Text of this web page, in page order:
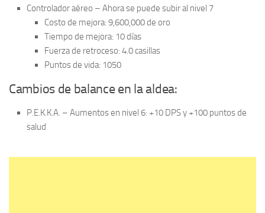
Controlador aéreo – Ahora se puede subir al nivel 7
Costo de mejora: 9,600,000 de oro
Tiempo de mejora: 10 días
Fuerza de retroceso: 4.0 casillas
Puntos de vida: 1050
Cambios de balance en la aldea:
P.E.K.K.A. – Aumentos en nivel 6: +10 DPS y +100 puntos de
salud